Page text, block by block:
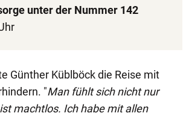
unter der Nummer 142
Günther Küblböck die Reise mit
"Man fühlt sich nicht nur
machtlos. Ich habe mit allen